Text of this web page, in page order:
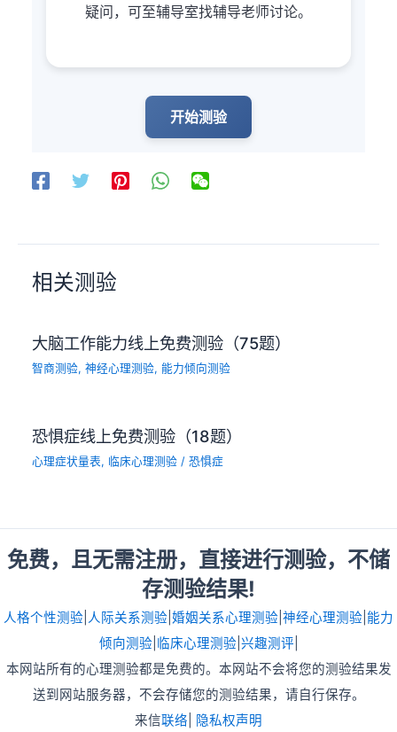
疑问，可至辅导室找辅导老师讨论。
开始测验
相关测验
大脑工作能力线上免费测验（75题）
智商测验,神经心理测验,能力倾向测验
恐惧症线上免费测验（18题）
心理症状量表, 临床心理测验 /恐惧症
免费，且无需注册，直接进行测验，不储
存测验结果!
人格个性测验 人际关系测验 婚姻关系心理测验 神经心理测验 能力
倾向测验 临床心理测验 兴趣测评
本网站所有的心理测验都是免费的。本网站不会将您的测验结果发
送到网站服务器，不会存储您的测验结果，请自行保存。
来信联络 隐私权声明